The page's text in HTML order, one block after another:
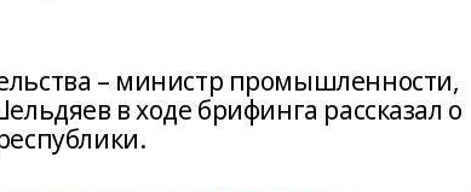
– министр промышленности,
в ходе брифинга рассказал о